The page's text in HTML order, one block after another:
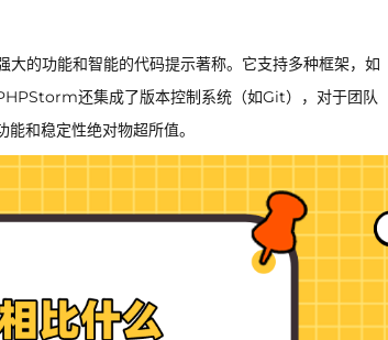
的功能和智能的代码提示著称。它支持多种框架，如
还集成了版本控制系统（如Git），对于团队
和稳定性绝对物超所值。